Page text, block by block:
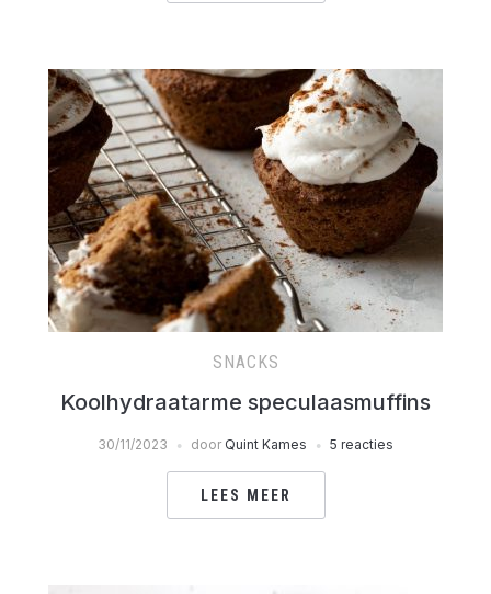
SNACKS
Koolhydraatarme speculaasmuffins
30/11/2023 door Quint Kames 5 reacties
LEES MEER